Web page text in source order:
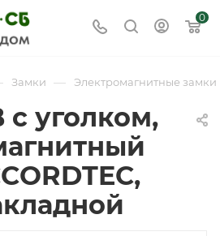
0
Замки — Электромагнитные замки
с уголком,